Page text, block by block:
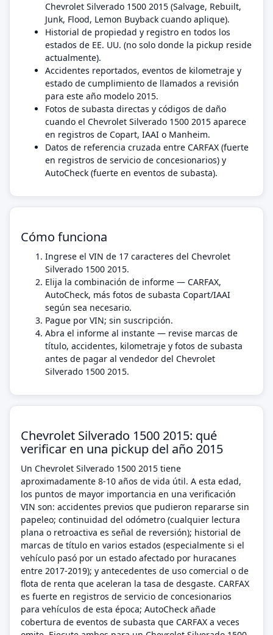
Chevrolet Silverado 1500 2015 (Salvage, Rebuilt,
Junk, Flood, Lemon Buyback cuando aplique).
Historial de propiedad y registro en todos los
estados de EE. UU. (no solo donde la pickup reside
actualmente).
Accidentes reportados, eventos de kilometraje y
estado de cumplimiento de llamados a revisión
para este año modelo 2015.
Fotos de subasta directas y códigos de daño
cuando el Chevrolet Silverado 1500 2015 aparece
en registros de Copart, IAAI o Manheim.
Datos de referencia cruzada entre CARFAX (fuerte
en registros de servicio de concesionarios) y
AutoCheck (fuerte en eventos de subasta).
Cómo funciona
Ingrese el VIN de 17 caracteres del Chevrolet
Silverado 1500 2015.
Elija la combinación de informe — CARFAX,
AutoCheck, más fotos de subasta Copart/IAAI
según sea necesario.
Pague por VIN; sin suscripción.
Abra el informe al instante — revise marcas de
título, accidentes, kilometraje y fotos de subasta
antes de pagar al vendedor del Chevrolet
Silverado 1500 2015.
Chevrolet Silverado 1500 2015: qué
verificar en una pickup del año 2015
Un Chevrolet Silverado 1500 2015 tiene
aproximadamente 8-10 años de vida útil. A esta edad,
los puntos de mayor importancia en una verificación
VIN son: accidentes previos que pudieron repararse sin
papeleo; continuidad del odómetro (cualquier lectura
plana o retroactiva es señal de reversión); historial de
marcas de título en varios estados (especialmente si el
vehículo pasó por un estado afectado por huracanes
entre 2017-2019); y antecedentes de uso comercial o de
flota de renta que aceleran la tasa de desgaste. CARFAX
es fuerte en registros de servicio de concesionarios
para vehículos de esta época; AutoCheck añade
cobertura de eventos de subasta que CARFAX a veces